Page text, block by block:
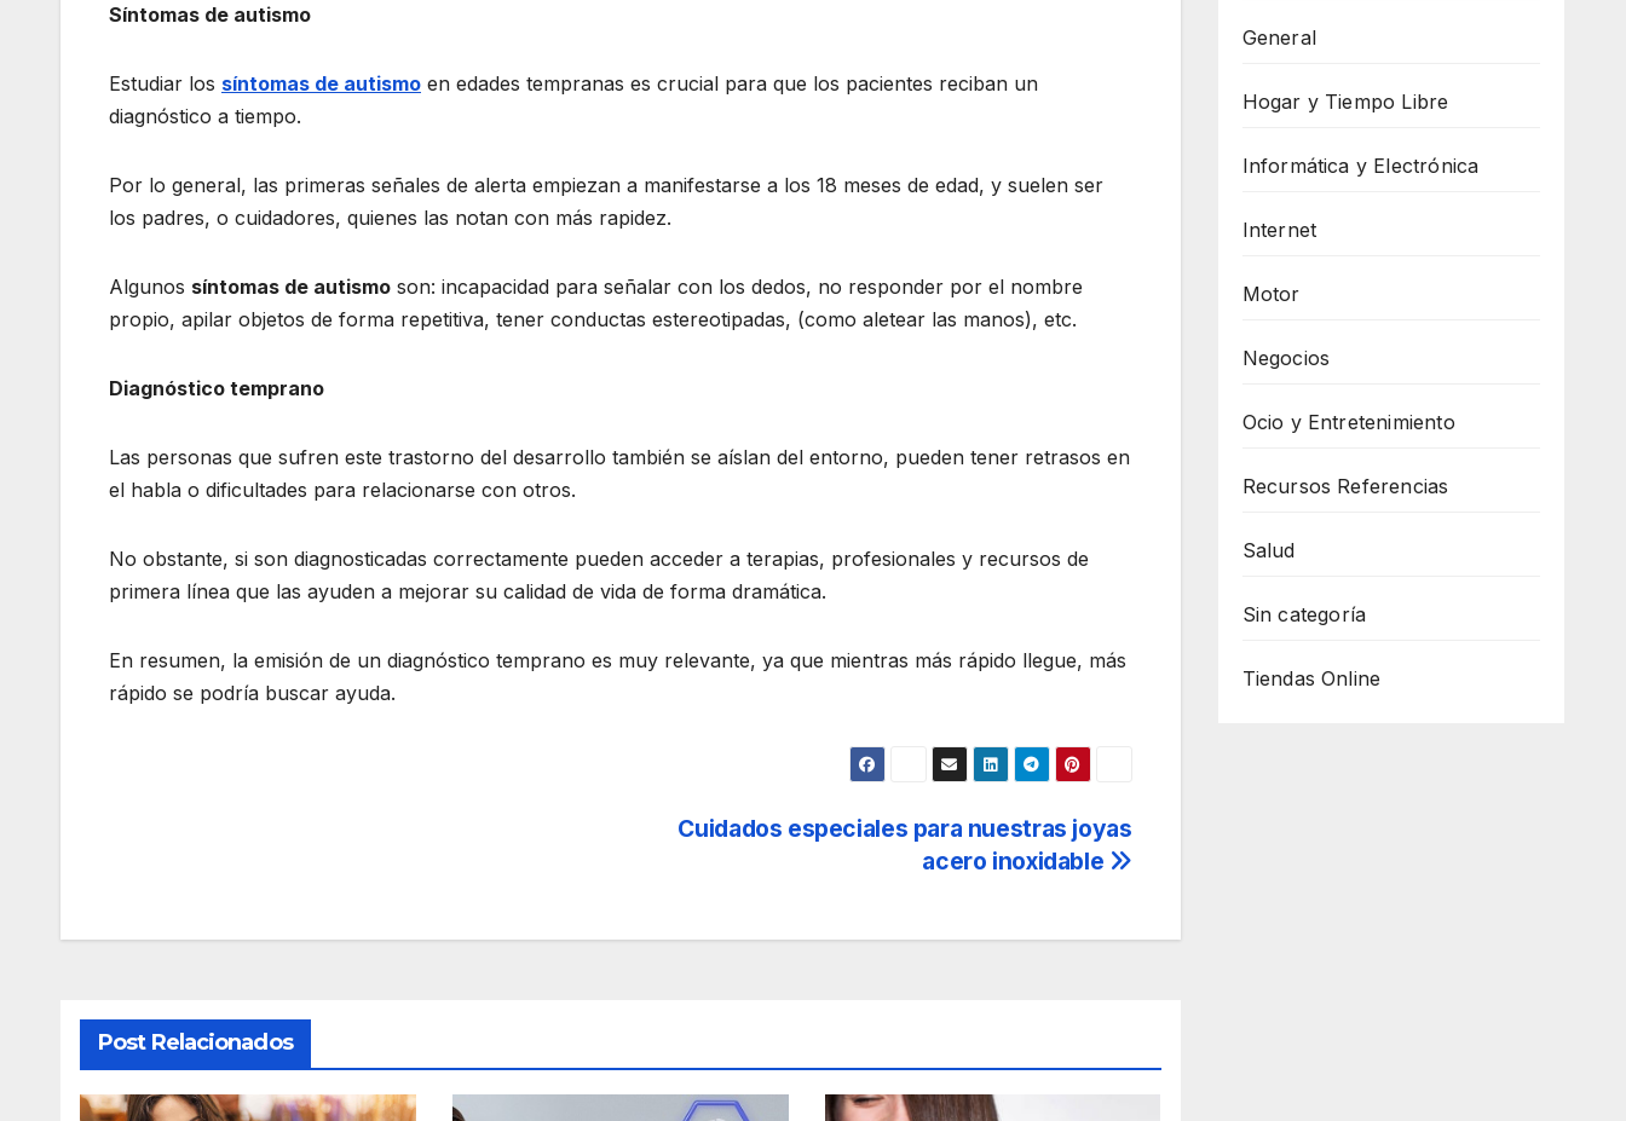
Síntomas de autismo
Estudiar los síntomas de autismo en edades tempranas es crucial para que los pacientes reciban un
diagnóstico a tiempo.
Por lo general, las primeras señales de alerta empiezan a manifestarse a los 18 meses de edad, y suelen ser
los padres, o cuidadores, quienes las notan con más rapidez.
Algunos síntomas de autismo son: incapacidad para señalar con los dedos, no responder por el nombre
propio, apilar objetos de forma repetitiva, tener conductas estereotipadas, (como aletear las manos), etc.
Diagnóstico temprano
Las personas que sufren este trastorno del desarrollo también se aíslan del entorno, pueden tener retrasos en
el habla o dificultades para relacionarse con otros.
No obstante, si son diagnosticadas correctamente pueden acceder a terapias, profesionales y recursos de
primera línea que las ayuden a mejorar su calidad de vida de forma dramática.
En resumen, la emisión de un diagnóstico temprano es muy relevante, ya que mientras más rápido llegue, más
rápido se podría buscar ayuda.
entradas
Cuidados especiales para nuestras joyas
acero inoxidable
Post Relacionados
General
Hogar y Tiempo Libre
Informática y Electrónica
Internet
Motor
Negocios
Ocio y Entretenimiento
Recursos Referencias
Salud
Sin categoría
Tiendas Online